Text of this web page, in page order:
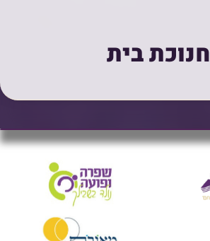
חנוכת בית